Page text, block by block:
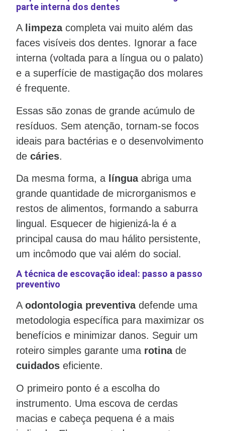
parte interna dos dentes
A limpezacompleta vai muito além das
faces visíveis dos dentes. Ignorar a face
interna (voltada para a língua ou o palato)
e a superfície de mastigação dos molares
é frequente.
Essas são zonas de grande acúmulo de
resíduos. Sem atenção, tornam-se focos
ideais para bactérias e o desenvolvimento
de cáries.
Da mesma forma, a línguaabriga uma
grande quantidade de microrganismos e
restos de alimentos, formando a saburra
lingual. Esquecer de higienizá-la é a
principal causa do mau hálito persistente,
um incômodo que vai além do social.
A técnica de escovação ideal: passo a passo
preventivo
A odontologia preventivadefende uma
metodologia específica para maximizar os
benefícios e minimizar danos. Seguir um
roteiro simples garante uma rotinade
cuidados eficiente.
O primeiro ponto é a escolha do
instrumento. Uma escova de cerdas
macias e cabeça pequena é a mais